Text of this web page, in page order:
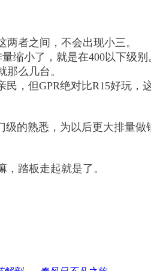
者之间，不会出现小三。
缩小了，就是在400以下级别
么几台。
，但GPR绝对比R15好玩
的熟悉，为以后更大排量
踏板走起就是了。